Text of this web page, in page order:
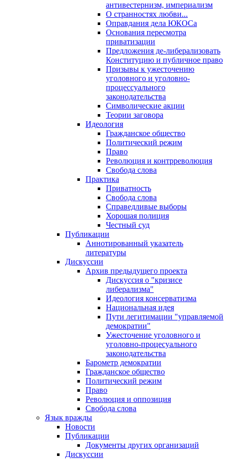
антивестернизм, империализм
О странностях любви...
Оправдания дела ЮКОСа
Основания пересмотра
приватизации
Предложения де-либерализовать
Конституцию и публичное право
Призывы к ужесточению
уголовного и уголовно-
процессуального
законодательства
Символические акции
Теории заговора
Идеология
Гражданское общество
Политический режим
Право
Революция и контрреволюция
Свобода слова
Практика
Приватность
Свобода слова
Справедливые выборы
Хорошая полиция
Честный суд
Публикации
Аннотированный указатель
литературы
Дискуссии
Архив предыдущего проекта
Дискуссия о "кризисе
либерализма"
Идеология консерватизма
Национальная идея
Пути легитимации "управляемой
демократии"
Ужесточение уголовного и
уголовно-процесуального
законодательства
Барометр демократии
Гражданское общество
Политический режим
Право
Революция и оппозиция
Свобода слова
Язык вражды
Новости
Публикации
Документы других организаций
Дискуссии